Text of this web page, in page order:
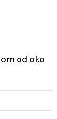
od oko